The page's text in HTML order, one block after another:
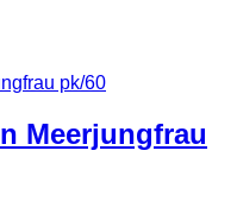
Meerjungfrau